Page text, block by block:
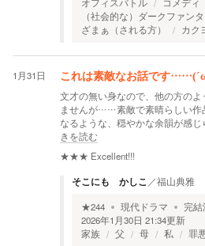
（社会的な）ダークファン
ざまぁ（される方）
カク
1月31日 これは素敵なお話です
文才の無い身なので、他の方の
ませんが……素敵で素晴らしい作
なるような、穏やかな余韻が感
きを読む
★★★ Excellent!!!
そこにも かしこ ／福山典雅
★244 現代ドラマ 完結
2026年1月30日 21:34更新
家族
父 母 私 罪